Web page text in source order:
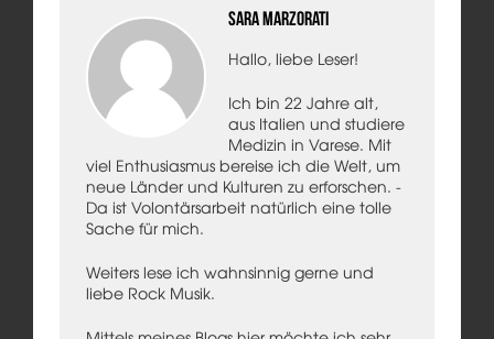
Sara Marzorati
Hallo, liebe Leser!
Ich bin 22 Jahre alt,
aus Italien und studiere
Medizin in Varese. Mit
viel Enthusiasmus bereise ich die Welt, um
neue Länder und Kulturen zu erforschen. -
Da ist Volontärsarbeit natürlich eine tolle
Sache für mich.
Weiters lese ich wahnsinnig gerne und
liebe Rock Musik.